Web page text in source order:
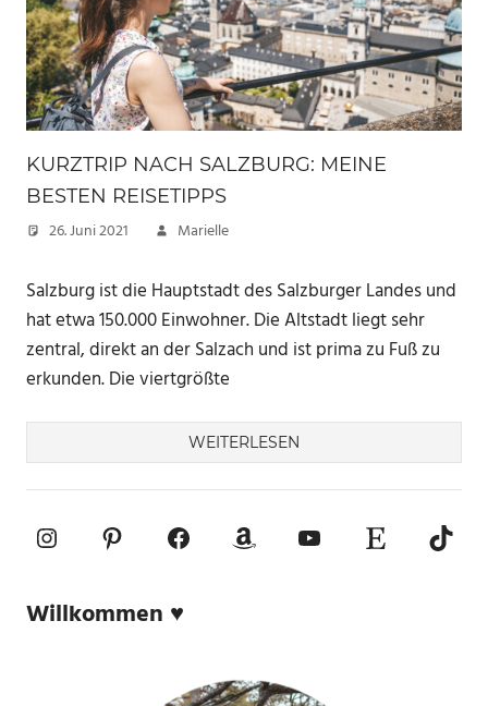
KURZTRIP NACH SALZBURG: MEINE
BESTEN REISETIPPS
26. Juni 2021 Marielle
Salzburg ist die Hauptstadt des Salzburger Landes und
hat etwa 150.000 Einwohner. Die Altstadt liegt sehr
zentral, direkt an der Salzach und ist prima zu Fuß zu
erkunden. Die viertgrößte
WEITERLESEN
InstagramPinterestFacebookAmazonYouTube
Etsy-Shop
Willkommen ♥